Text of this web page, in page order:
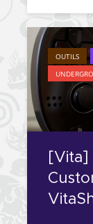
OUTILS